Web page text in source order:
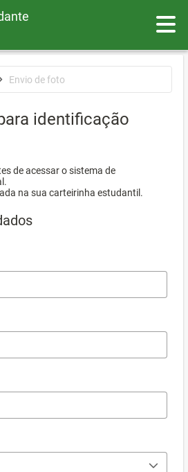
Envio de foto
identificação
de acessar o sistema de
na sua carteirinha estudantil.